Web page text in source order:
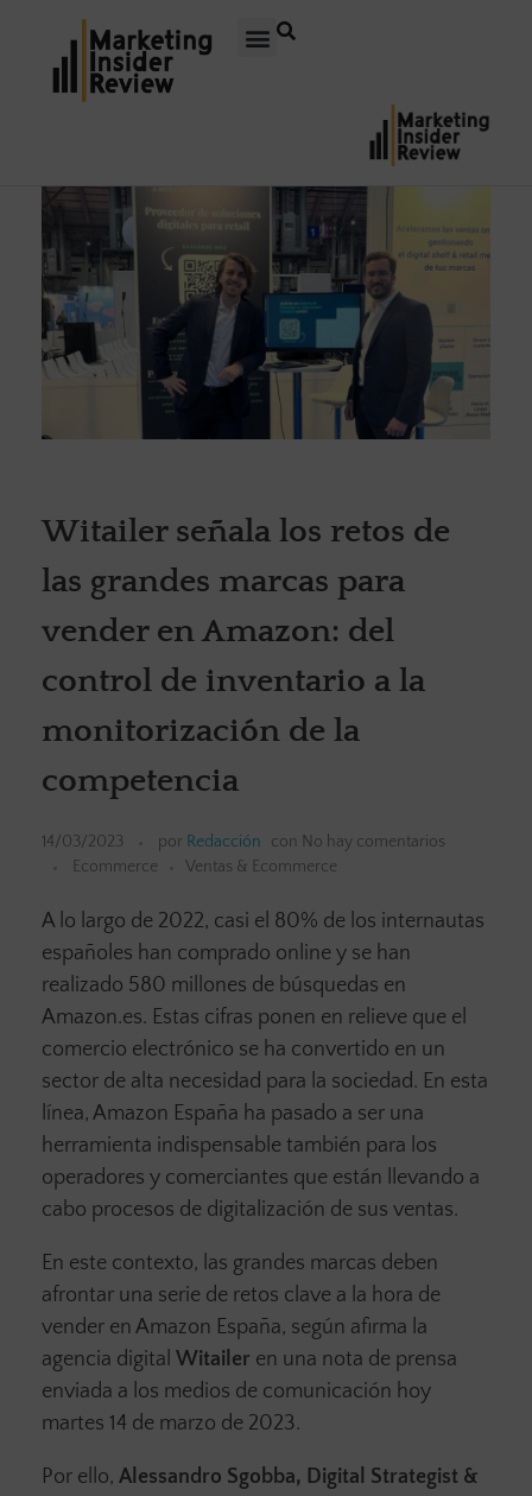
Witailer señala los retos de
las grandes marcas para
vender en Amazon: del
control de inventario a la
monitorización de la
competencia
14/03/2023 por Redacción con No hay comentarios
Ecommerce
Ventas & Ecommerce
A lo largo de 2022, casi el 80% de los internautas
españoles han comprado online y se han
realizado 580 millones de búsquedas en
Amazon.es. Estas cifras ponen en relieve que el
comercio electrónico se ha convertido en un
sector de alta necesidad para la sociedad. En esta
línea, Amazon España ha pasado a ser una
herramienta indispensable también para los
operadores y comerciantes que están llevando a
cabo procesos de digitalización de sus ventas.
En este contexto, las grandes marcas deben
afrontar una serie de retos clave a la hora de
vender en Amazon España, según afirma la
agencia digital Witailer en una nota de prensa
enviada a los medios de comunicación hoy
martes 14 de marzo de 2023.
Por ello, Alessandro Sgobba, Digital Strategist &